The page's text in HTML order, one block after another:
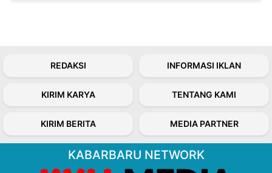
REDAKSI INFORMASI IKLAN
KIRIM KARYA TENTANG KAMI
KIRIM BERITA MEDIA PARTNER
KABARBARU NETWORK